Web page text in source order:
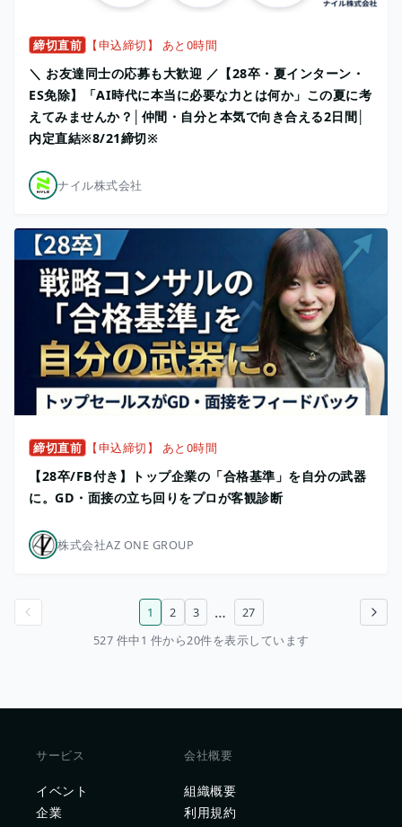
締切直前 【申込締切】 あと0時間
＼ お友達同士の応募も大歓迎 ／【28卒・夏インターン・
ES免除】「AI時代に本当に必要な力とは何か」この夏に考
えてみませんか？│仲間・自分と本気で向き合える2日間│
内定直結※8/21締切※
ナイル株式会社
締切直前 【申込締切】 あと0時間
【28卒/FB付き】トップ企業の「合格基準」を自分の武器
に。GD・面接の立ち回りをプロが客観診断
株式会社AZ ONE GROUP
次のページ
1 2 3 …
27
527 件中1 件から20件を表示しています
サービス
イベント
企業
会社概要
組織概要
利用規約